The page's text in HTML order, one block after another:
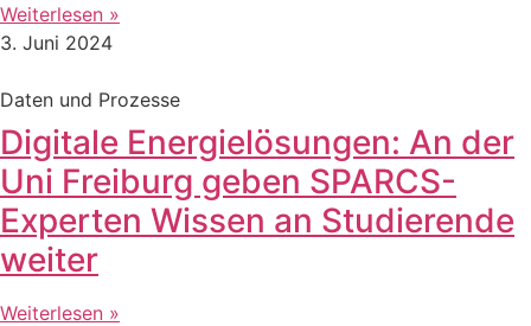
Weiterlesen »
3. Juni 2024
Daten und Prozesse
Digitale Energielösungen: An der
Uni Freiburg geben SPARCS-
Experten Wissen an Studierende
weiter
Weiterlesen »